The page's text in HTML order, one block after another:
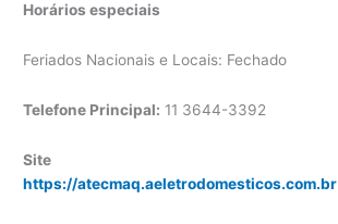
Horários especiais
Feriados Nacionais e Locais: Fechado
Telefone Principal: 11 3644-3392
Site
https://atecmaq.aeletrodomesticos.com.br